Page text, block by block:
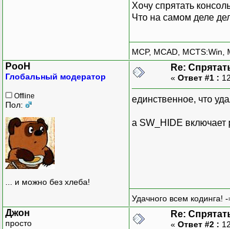
Хочу спрятать
Что на самом деле
MCP, MCAD, MCTS:Win,
PooH
Глобальный модератор
Offline
Пол:
... и можно без хлеба!
Re:
« Ответ #1 :
единственное, что
а SW_HIDE включает
Удачного всем кодинга!
Джон
просто
Re:
« Ответ #2 :